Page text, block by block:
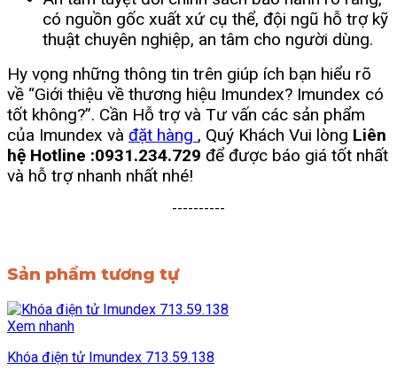
có nguồn gốc xuất xứ cụ thể, đội ngũ hỗ trợ kỹ
thuật chuyên nghiệp, an tâm cho người dùng.
Hy vọng những thông tin trên giúp ích bạn hiểu rõ
về “Giới thiệu về thương hiệu Imundex? Imundex có
tốt không?”. Cần Hỗ trợ và Tư vấn các sản phẩm
của Imundex và đặt hàng , Quý Khách Vui lòng Liên
hệ Hotline :0931.234.729 để được báo giá tốt nhất
và hỗ trợ nhanh nhất nhé!
----------
Sản phẩm tương tự
Xem nhanh
Khóa điện tử Imundex 713.59.138